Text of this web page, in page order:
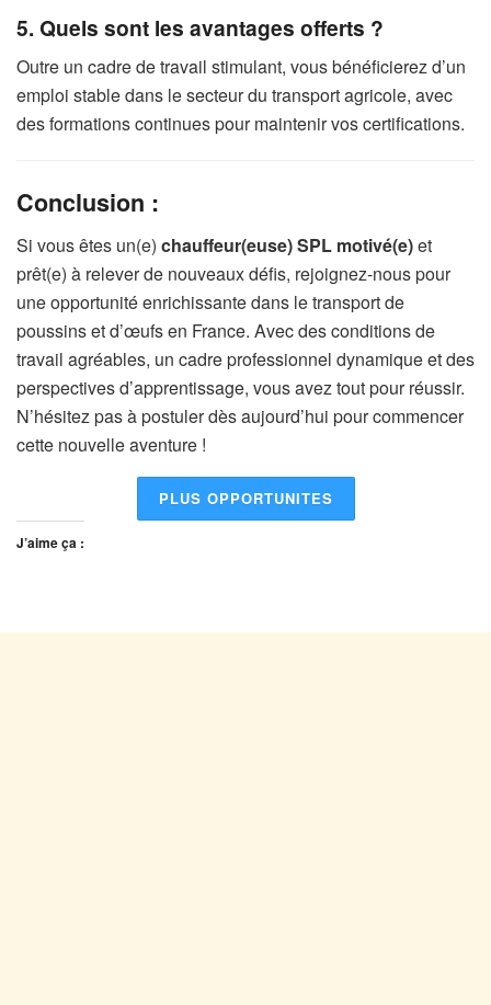
5. Quels sont les avantages offerts ?
Outre un cadre de travail stimulant, vous bénéficierez d’un
emploi stable dans le secteur du transport agricole, avec
des formations continues pour maintenir vos certifications.
Conclusion :
Si vous êtes un(e) chauffeur(euse) SPL motivé(e)et
prêt(e) à relever de nouveaux défis, rejoignez-nous pour
une opportunité enrichissante dans le transport de
poussins et d’œufs en France. Avec des conditions de
travail agréables, un cadre professionnel dynamique et des
perspectives d’apprentissage, vous avez tout pour réussir.
N’hésitez pas à postuler dès aujourd’hui pour commencer
cette nouvelle aventure !
PLUS OPPORTUNITES
J’aime ça :